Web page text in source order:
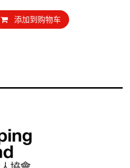
添加到购物车